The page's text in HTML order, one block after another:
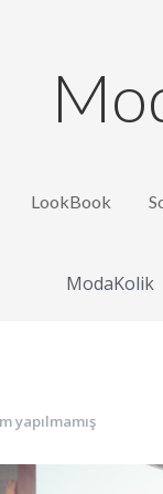
LookBook
ModaKolik
yapılmamış